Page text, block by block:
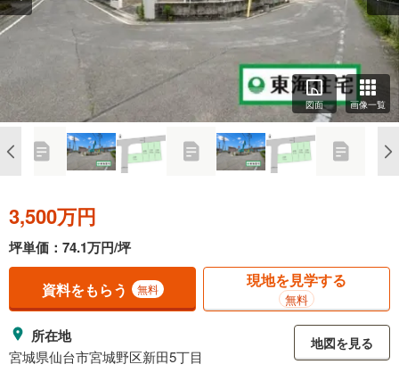
図面 画像一覧
3,500万円
坪単価：74.1万円/坪
資料をもらう 無料 現地を見学する
無料
所在地
宮城県仙台市宮城野区新田5丁目
地図を見る